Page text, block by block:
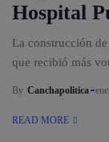
Hospital
La construcción
que recibió más
By Canchapolitica
READ MORE